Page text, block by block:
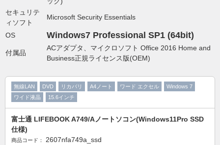
セキュリテ
ィソフト
Microsoft Security Essentials
OS Windows7 Professional SP1 (64bit)
付属品
ACアダプタ、マイクロソフト Office 2016 Home and
Business正規ライセンス版(OEM)
無線LAN DVD リカバリ A4ノート ワード エクセル
Windows 7
ワイド液晶
15.6インチ
富士通 LIFEBOOK A749/Aノートソコン(Windows11Pro SSD
仕様)
商品コード： 2607nfa749a_ssd